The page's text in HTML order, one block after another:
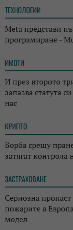
ТЕХНОЛОГИИ
Meta представи
програмиране -
ИМОТИ
И през второто
запазва статута
нас
КРИПТО
Борба срещу
затягат контрола
ЗАСТРАХОВАНЕ
Сериозна
пожарите в
модел